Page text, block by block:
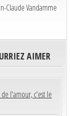
Claude Vandamme
AIMER
de l'amour, c'est le